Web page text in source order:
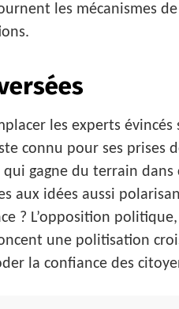
les mécanismes
les experts évincés
connu pour ses prises
gagne du terrain dans
aux idées aussi
? L’opposition
une politisation
la confiance des